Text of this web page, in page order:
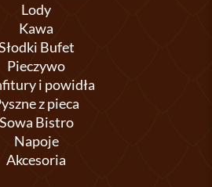
Lody
Kawa
Bufet
Pieczywo
i powidła
z pieca
Sowa Bistro
Napoje
Akcesoria